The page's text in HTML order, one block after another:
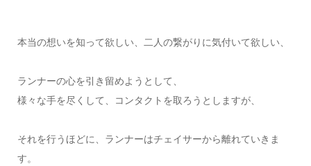
本当の想いを知って欲しい、二人の繋がりに気付いて欲しい、
ランナーの心を引き留めようとして、
様々な手を尽くして、コンタクトを取ろうとしますが、
それを行うほどに、ランナーはチェイサーから離れていきま
す。